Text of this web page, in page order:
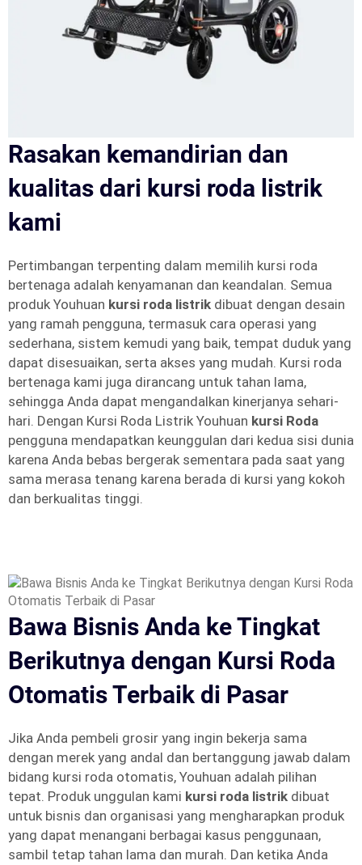
Rasakan kemandirian dan
kualitas dari kursi roda listrik
kami
Pertimbangan terpenting dalam memilih kursi roda
bertenaga adalah kenyamanan dan keandalan. Semua
produk Youhuan kursi roda listrik dibuat dengan desain
yang ramah pengguna, termasuk cara operasi yang
sederhana, sistem kemudi yang baik, tempat duduk yang
dapat disesuaikan, serta akses yang mudah. Kursi roda
bertenaga kami juga dirancang untuk tahan lama,
sehingga Anda dapat mengandalkan kinerjanya sehari-
hari. Dengan Kursi Roda Listrik Youhuan kursi Roda
pengguna mendapatkan keunggulan dari kedua sisi dunia
karena Anda bebas bergerak sementara pada saat yang
sama merasa tenang karena berada di kursi yang kokoh
dan berkualitas tinggi.
Bawa Bisnis Anda ke Tingkat
Berikutnya dengan Kursi Roda
Otomatis Terbaik di Pasar
Jika Anda pembeli grosir yang ingin bekerja sama
dengan merek yang andal dan bertanggung jawab dalam
bidang kursi roda otomatis, Youhuan adalah pilihan
tepat. Produk unggulan kami kursi roda listrik dibuat
untuk bisnis dan organisasi yang mengharapkan produk
yang dapat menangani berbagai kasus penggunaan,
sambil tetap tahan lama dan murah. Dan ketika Anda